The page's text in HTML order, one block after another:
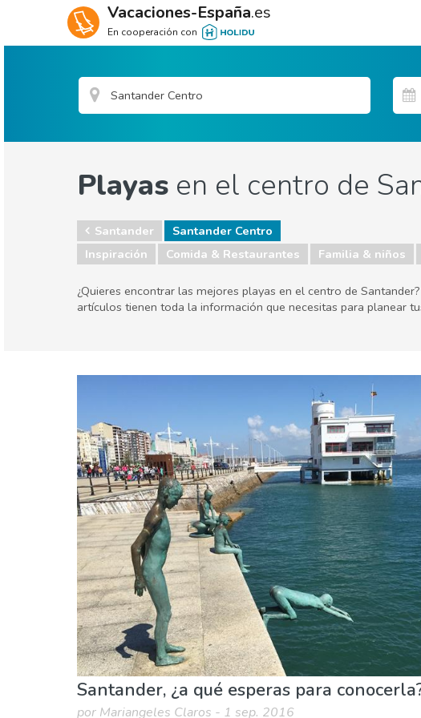
Vacaciones-España.es
En cooperación con
Playas en el centro de
Santander
Santander Centro
Inspiración
Comida & Restaurantes Familia & niños
¿Quieres encontrar las mejores playas en el centro de
artículos tienen toda la información que necesitas para planear
Familia & niños Museos & Arte
Santander, ¿a qué esperas para
por Mariangeles Claros - 1 sep. 2016